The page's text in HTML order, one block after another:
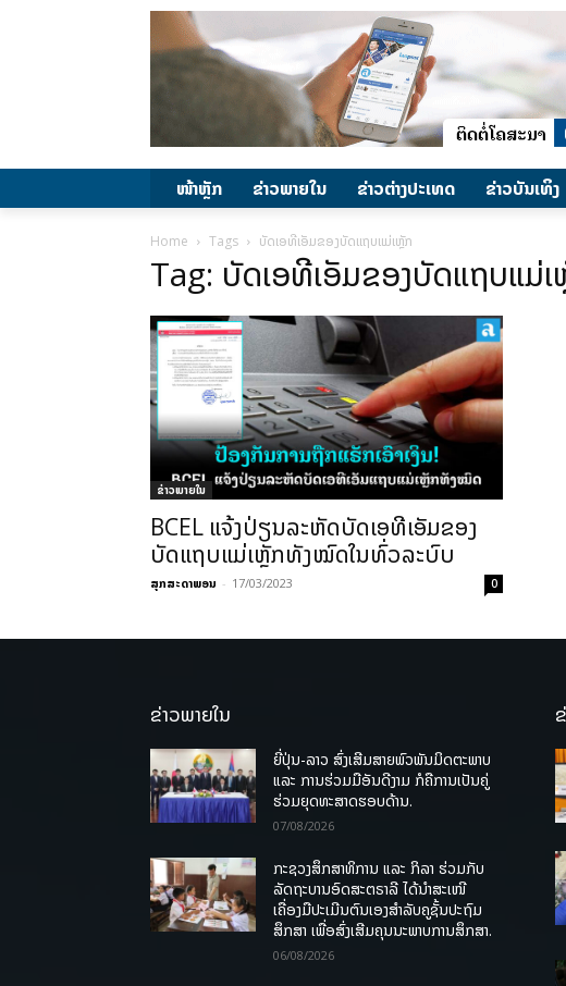
ໜ້າຫຼັກ ຂ່າວພາຍ​ໃນ ຂ່າວຕ່າງປະເທດ ​ຂ່າວບັນເທິງ
Home Tags ບັດເອທີເອັມຂອງບັດແຖບແມ່ເຫຼັກ
Tag: ບັດເອທີເອັມຂອງບັດແຖບແມ່
ຂ່າວພາຍ​ໃນ
BCEL ແຈ້ງປ່ຽນລະຫັດບັດເອທີເອັມຂອງ
ບັດແຖບແມ່ເຫຼັກທັງໝົດໃນທົ່ວລະບົບ
ສຸກສະດາພອນ - 17/03/2023 0
ຂ່າວພາຍໃນ
ຍີ່ປຸ່ນ-ລາວ ສົ່ງເສີມສາຍພົວພັນມິດຕະພາບ
ແລະ ການຮ່ວມມືອັນດີງາມ ກໍຄືການເປັນຄູ່
ຮ່ວມຍຸດທະສາດຮອບດ້ານ.
07/08/2026
ກະຊວງສຶກສາທິການ ແລະ ກິລາ ຮ່ວມກັບ
ລັດຖະບານອົດສະຕຣາລີ ໄດ້ນຳສະເໜີ
ເຄື່ອງມືປະເມີນຕົນເອງສຳລັບຄູຊັ້ນປະຖົມ
ສຶກສາ ເພື່ອສົ່ງເສີມຄຸນນະພາບການສຶກສາ.
06/08/2026